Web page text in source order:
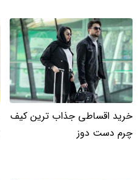
خرید اقساطی جذاب ترین کیف
چرم دست دوز